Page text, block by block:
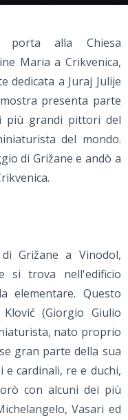
porta alla Chiesa
Maria a Crikvenica,
dedicata a Juraj Julije
presenta parte
più grandi pittori del
del mondo.
di Grižane e andò a
Grižane a Vinodol,
si trova nell'edificio
elementare. Questo
(Giorgio Giulio
nato proprio
gran parte della sua
cardinali, re e duchi,
con alcuni dei più
Vasari ed